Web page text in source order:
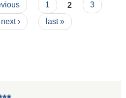
1 2
3
next › last »